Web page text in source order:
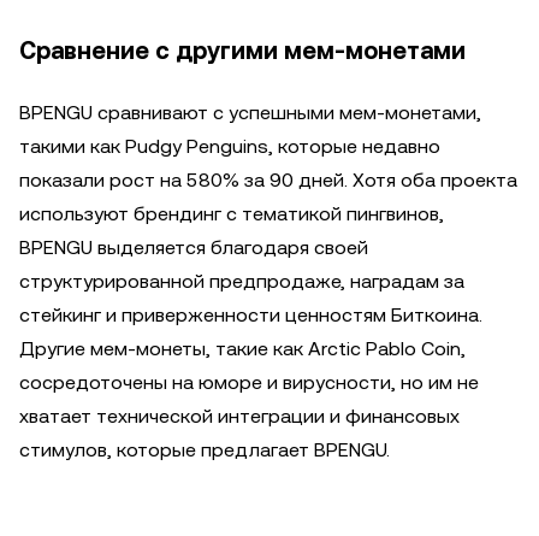
Сравнение с другими мем-монетами
BPENGU сравнивают с успешными мем-монетами,
такими как Pudgy Penguins, которые недавно
показали рост на 580% за 90 дней. Хотя оба проекта
используют брендинг с тематикой пингвинов,
BPENGU выделяется благодаря своей
структурированной предпродаже, наградам за
стейкинг и приверженности ценностям Биткоина.
Другие мем-монеты, такие как Arctic Pablo Coin,
сосредоточены на юморе и вирусности, но им не
хватает технической интеграции и финансовых
стимулов, которые предлагает BPENGU.